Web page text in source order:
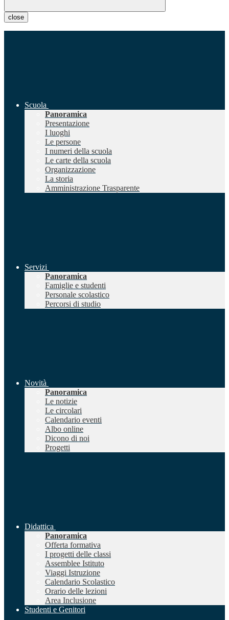
close
Scuola
Panoramica
Presentazione
I luoghi
Le persone
I numeri della scuola
Le carte della scuola
Organizzazione
La storia
Amministrazione Trasparente
Servizi
Panoramica
Famiglie e studenti
Personale scolastico
Percorsi di studio
Novità
Panoramica
Le notizie
Le circolari
Calendario eventi
Albo online
Dicono di noi
Progetti
Didattica
Panoramica
Offerta formativa
I progetti delle classi
Assemblee Istituto
Viaggi Istruzione
Calendario Scolastico
Orario delle lezioni
Area Inclusione
Studenti e Genitori